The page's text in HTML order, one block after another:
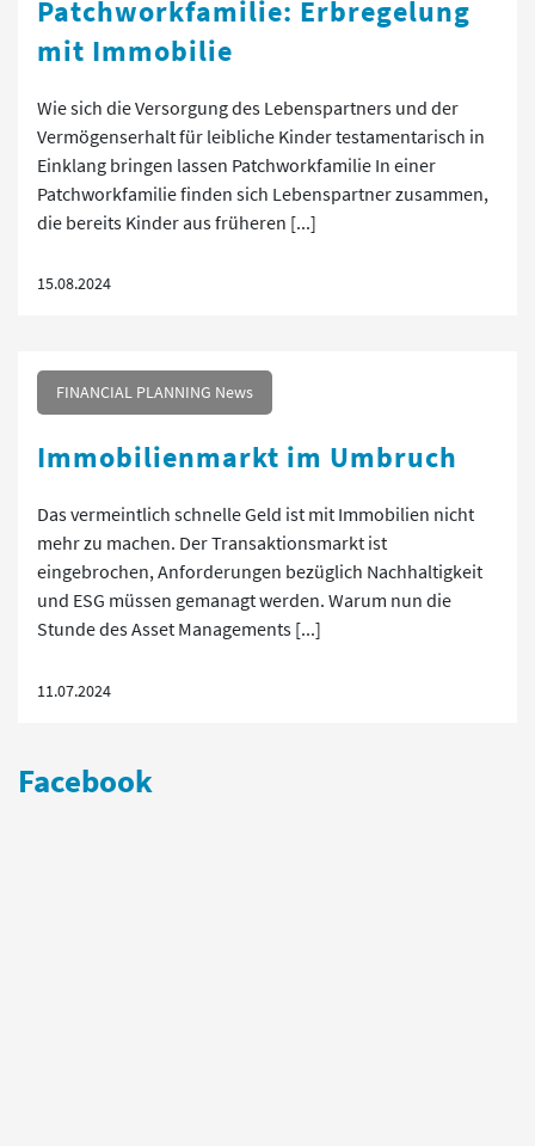
Patchworkfamilie: Erbregelung
mit Immobilie
Wie sich die Versorgung des Lebenspartners und der
Vermögenserhalt für leibliche Kinder testamentarisch in
Einklang bringen lassen Patchworkfamilie In einer
Patchworkfamilie finden sich Lebenspartner zusammen,
die bereits Kinder aus früheren [...]
15.08.2024
FINANCIAL PLANNING News
Immobilienmarkt im Umbruch
Das vermeintlich schnelle Geld ist mit Immobilien nicht
mehr zu machen. Der Transaktionsmarkt ist
eingebrochen, Anforderungen bezüglich Nachhaltigkeit
und ESG müssen gemanagt werden. Warum nun die
Stunde des Asset Managements [...]
11.07.2024
Facebook